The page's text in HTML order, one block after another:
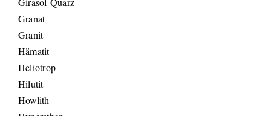
Granat
Granit
Hämatit
Heliotrop
Hilutit
Howlith